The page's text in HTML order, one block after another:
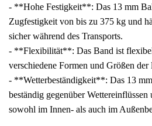
- **Hohe Festigkeit**: Das 13 mm
Zugfestigkeit von bis zu 375 kg und
sicher während des Transports.
- **Flexibilität**: Das Band ist flexibel
verschiedene Formen und Größen der
- **Wetterbeständigkeit**: Das 13
beständig gegenüber
sowohl im Innen- als auch im